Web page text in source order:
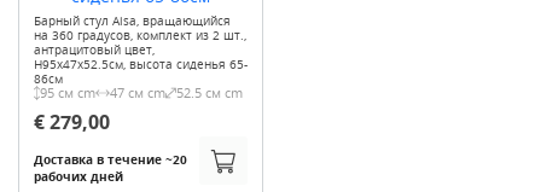
Барный стул Aisa, вращающийся
на 360 градусов, комплект из 2 шт.,
антрацитовый цвет,
H95x47x52.5см, высота сиденья 65-
86см
95 см cm 47 см cm 52.5 см cm
€ 279,00
Доставка в течение ~20
рабочих дней